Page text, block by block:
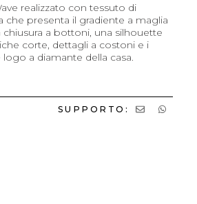
realizzato con tessuto di
che presenta il gradiente a maglia
chiusura a bottoni, una silhouette
corte, dettagli a costoni e i
a diamante della casa.
SUPPORTO: